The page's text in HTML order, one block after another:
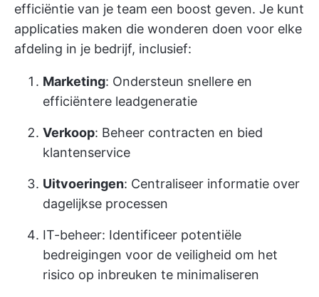
efficiëntie van je team een boost geven. Je kunt
applicaties maken die wonderen doen voor elke
afdeling in je bedrijf, inclusief:
Marketing: Ondersteun snellere en
efficiëntere leadgeneratie
Verkoop: Beheer contracten en bied
klantenservice
Uitvoeringen: Centraliseer informatie over
dagelijkse processen
IT-beheer: Identificeer potentiële
bedreigingen voor de veiligheid om het
risico op inbreuken te minimaliseren